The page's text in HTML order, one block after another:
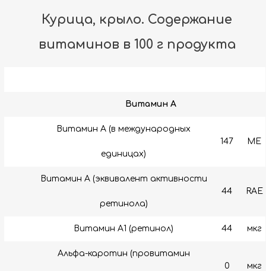
Курица, крыло. Содержание
витаминов в 100 г продукта
Витамин A
Витамин А (в международных
единицах)
147 МЕ
Витамин А (эквивалент активности
ретинола)
44 RAE
Витамин A1 (ретинол) 44 мкг
Альфа-каротин (провитамин
0 мкг